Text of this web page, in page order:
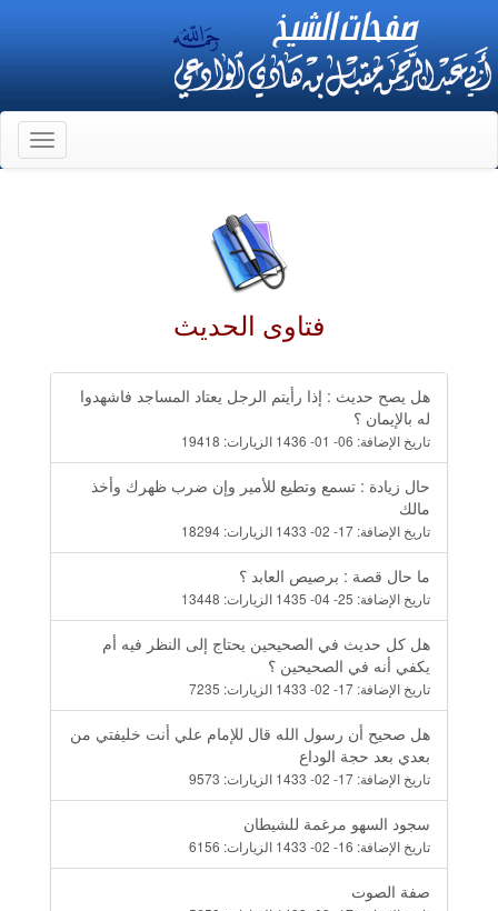
فتاوى الحديث
هل يصح حديث : إذا رأيتم الرجل يعتاد المساجد فاشهدوا
له بالإيمان ؟
تاريخ الإضافة: 06- 01- 1436 الزيارات: 19418
حال زيادة : تسمع وتطيع للأمير وإن ضرب ظهرك وأخذ
مالك
تاريخ الإضافة: 17- 02- 1433 الزيارات: 18294
ما حال قصة : برصيص العابد ؟
تاريخ الإضافة: 25- 04- 1435 الزيارات: 13448
هل كل حديث في الصحيحين يحتاج إلى النظر فيه أم
يكفي أنه في الصحيحين ؟
تاريخ الإضافة: 17- 02- 1433 الزيارات: 7235
هل صحيح أن رسول الله قال للإمام علي أنت خليفتي من
بعدي بعد حجة الوداع
تاريخ الإضافة: 17- 02- 1433 الزيارات: 9573
سجود السهو مرغمة للشيطان
تاريخ الإضافة: 16- 02- 1433 الزيارات: 6156
صفة الصوت